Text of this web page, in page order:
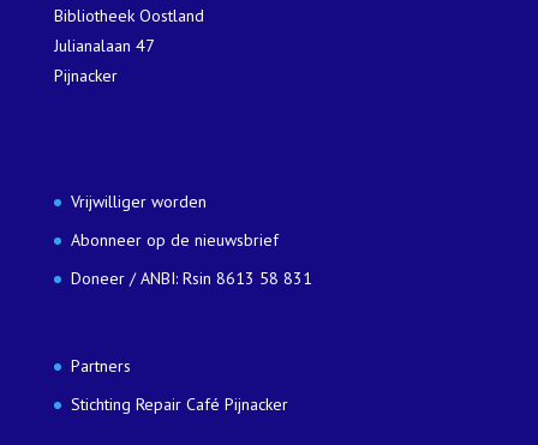
Bibliotheek Oostland
Julianalaan 47
Pijnacker
Vrijwilliger worden
Abonneer op de nieuwsbrief
Doneer / ANBI: Rsin 8613 58 831
Partners
Stichting Repair Café Pijnacker